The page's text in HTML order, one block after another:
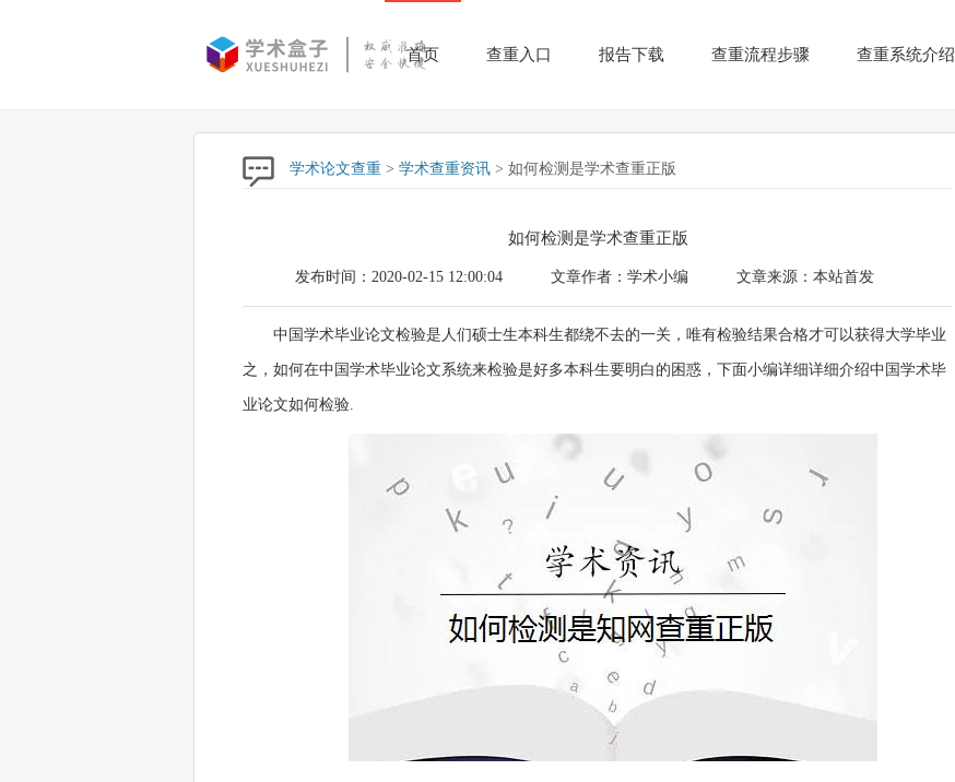
首页 查重入口 报告下载 查重流程步骤 查重系统介绍
学术论文查重 > 学术查重资讯 > 如何检测是学术查重正版
如何检测是学术查重正版
发布时间：2020-02-15 12:00:04 文章作者：学术小编 文章来源：本站首发
中国学术毕业论文检验是人们硕士生本科生都绕不去的一关，唯有检验结果合格才可以获得大学毕业
之，如何在中国学术毕业论文系统来检验是好多本科生要明白的困惑，下面小编详细详细介绍中国学术毕
业论文如何检验.